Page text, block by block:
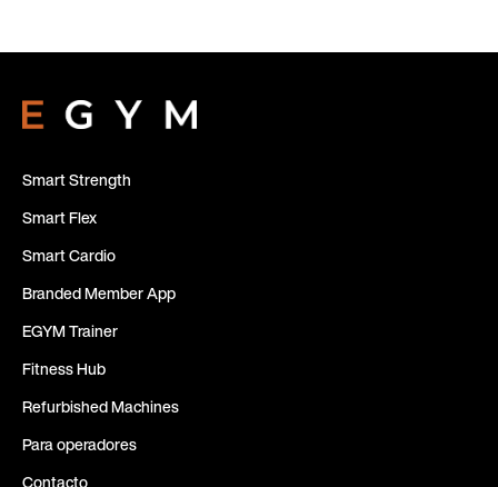
Smart Strength
Smart Flex
Smart Cardio
Branded Member App
EGYM Trainer
Fitness Hub
Refurbished Machines
Para operadores